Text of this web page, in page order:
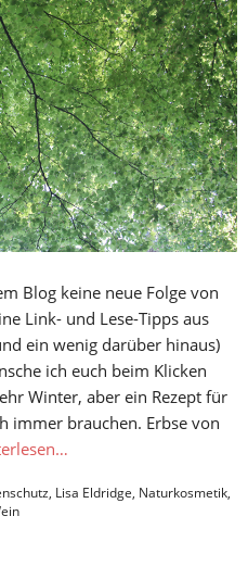
Blog keine neue Folge von
Link- und Lese-Tipps aus
ein wenig darüber hinaus)
ich euch beim Klicken
Winter, aber ein Rezept für
immer brauchen. Erbse von
, Lisa Eldridge, Naturkosmetik,